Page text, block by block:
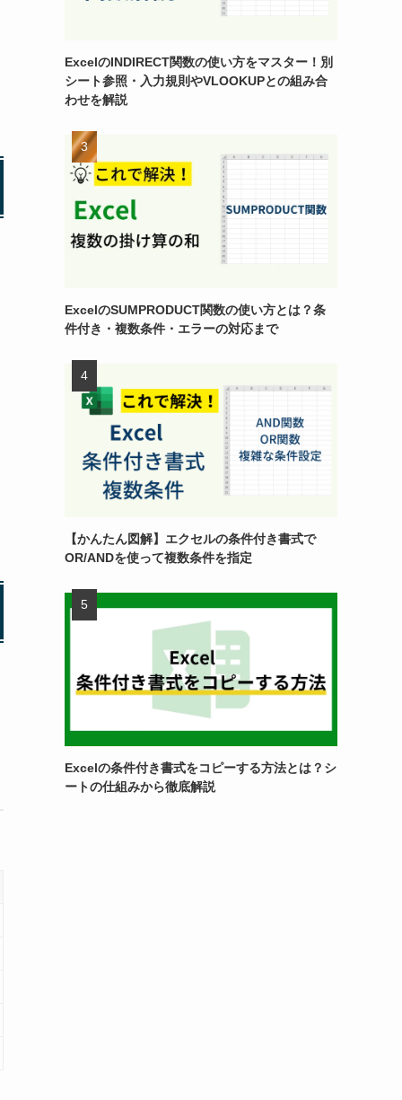
ExcelのINDIRECT関数の使い方をマスター！別
シート参照・入力規則やVLOOKUPとの組み合
わせを解説
ExcelのSUMPRODUCT関数の使い方とは？条
件付き・複数条件・エラーの対応まで
【かんたん図解】エクセルの条件付き書式で
OR/ANDを使って複数条件を指定
Excelの条件付き書式をコピーする方法とは？シ
ートの仕組みから徹底解説